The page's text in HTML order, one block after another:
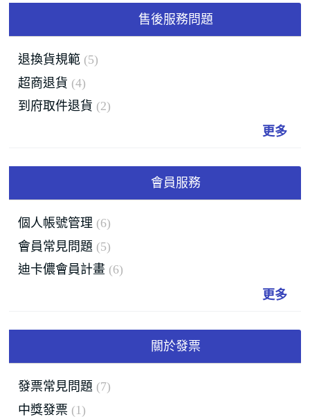
售後服務問題
退換貨規範 5
超商退貨 4
到府取件退貨
2
更多
會員服務
個人帳號管理 6
會員常見問題
5
迪卡儂會員計畫 6
更多
關於發票
發票常見問題
7
中獎發票
1